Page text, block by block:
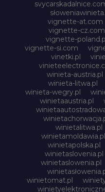
vignette-at.com
vignette-cz.com
vignette-
vignette-si.com
vinetki.pl
winieta-austria.pl
winieta-litwa.pl
winieta-wegry.pl
winietaaustria.pl
winietalitwa.pl
winietamoldawia.pl
winietapolska.pl
winietaslovenia.pl
winietaslowenia.pl
winietomat.pl